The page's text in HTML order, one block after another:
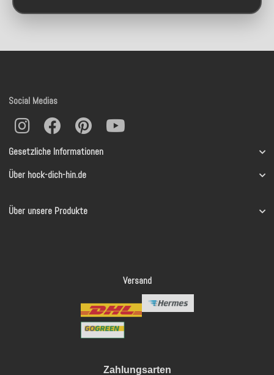
Gesetzliche Informationen
Über hock-dich-hin.de
Über unsere Produkte
Social Medias
Versand
Zahlungsarten